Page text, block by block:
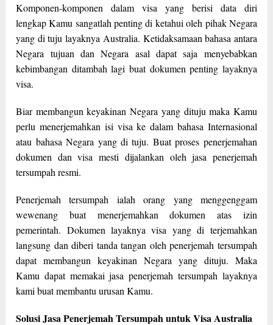
Komponen-komponen dalam visa yang berisi data diri
lengkap Kamu sangatlah penting di ketahui oleh pihak Negara
yang di tuju layaknya Australia. Ketidaksamaan bahasa antara
Negara tujuan dan Negara asal dapat saja menyebabkan
kebimbangan ditambah lagi buat dokumen penting layaknya
visa.
Biar membangun keyakinan Negara yang dituju maka Kamu
perlu menerjemahkan isi visa ke dalam bahasa Internasional
atau bahasa Negara yang di tuju. Buat proses penerjemahan
dokumen dan visa mesti dijalankan oleh jasa penerjemah
tersumpah resmi.
Penerjemah tersumpah ialah orang yang menggenggam
wewenang buat menerjemahkan dokumen atas izin
pemerintah. Dokumen layaknya visa yang di terjemahkan
langsung dan diberi tanda tangan oleh penerjemah tersumpah
dapat membangun keyakinan Negara yang dituju. Maka
Kamu dapat memakai jasa penerjemah tersumpah layaknya
kami buat membantu urusan Kamu.
Solusi Jasa Penerjemah Tersumpah untuk Visa Australia